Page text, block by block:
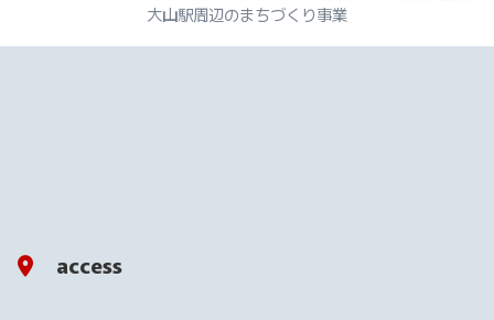
大山駅周辺のまちづくり事業
access